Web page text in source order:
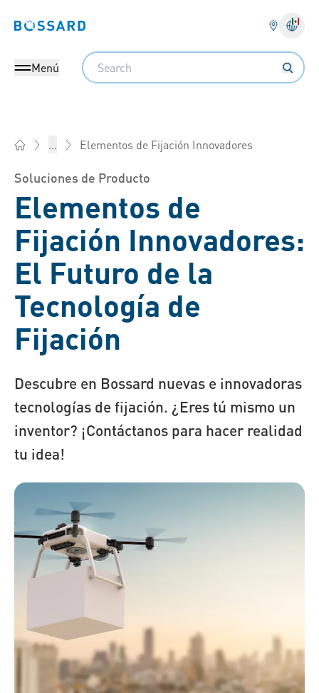
Bossard homepage
Menú
Search
... Elementos de Fijación Innovadores
Soluciones de Producto
Elementos de
Fijación Innovadores:
El Futuro de la
Tecnología de
Fijación
Descubre en Bossard nuevas e innovadoras
tecnologías de fijación. ¿Eres tú mismo un
inventor? ¡Contáctanos para hacer realidad
tu idea!